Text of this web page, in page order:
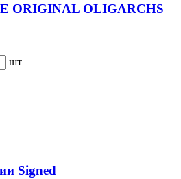
ORIGINAL OLIGARCHS
шт
Signed